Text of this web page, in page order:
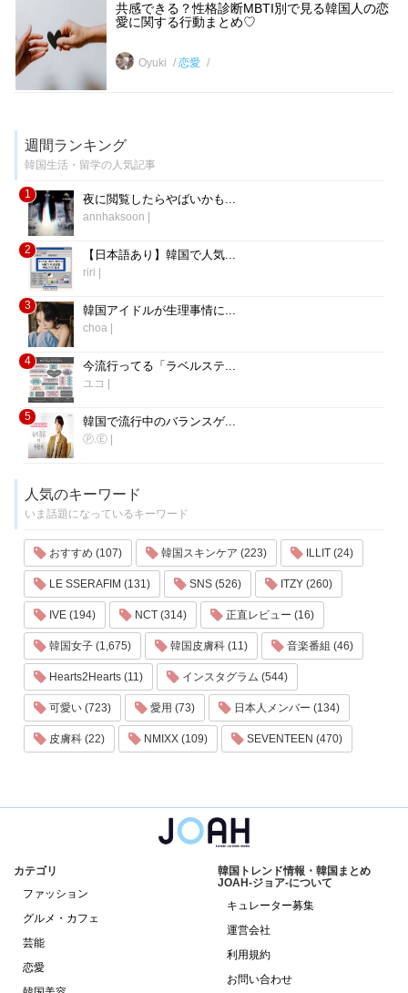
共感できる？性格診断MBTI別で見る韓国人の恋
愛に関する行動まとめ♡
Oyuki 恋愛
週間ランキング
韓国生活・留学の人気記事
1 夜に閲覧したらやばいかも...
annhaksoon
2 【日本語あり】韓国で人気...
riri
3 韓国アイドルが生理事情に...
choa
4 今流行ってる「ラベルステ...
ユコ
5 韓国で流行中のバランスゲ...
Ⓟ.Ⓔ
人気のキーワード
いま話題になっているキーワード
おすすめ (107) 韓国スキンケア (223) ILLIT (24)
LE SSERAFIM (131) SNS (526) ITZY (260)
IVE (194) NCT (314) 正直レビュー (16)
韓国女子 (1,675) 韓国皮膚科 (11) 音楽番組 (46)
Hearts2Hearts (11) インスタグラム (544)
可愛い (723) 愛用 (73) 日本人メンバー (134)
皮膚科 (22) NMIXX (109) SEVENTEEN (470)
カテゴリ
ファッション
グルメ・カフェ
芸能
恋愛
韓国トレンド情報・韓国まとめ
JOAH-ジョア-について
キュレーター募集
運営会社
利用規約
お問い合わせ